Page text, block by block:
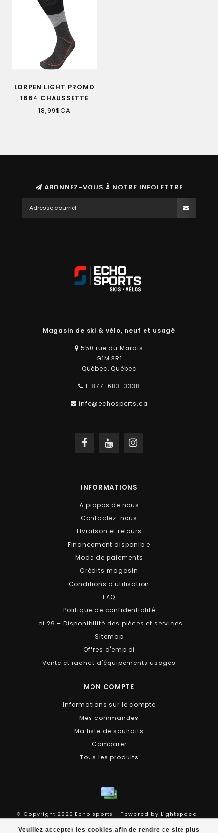
LORPEN LIGHT PROMO
1664 CHAUSSETTE
HOMME CHARCOAL
18,99$CA
Veuillez accepter les cookies afin de rendre ce site plus
ABONNEZ-VOUS À NOTRE INFOLETTRE
Magasin de ski & vélo, neuf et usagé
550 rue du Marais
G1M 3R1
Québec, Québec
1-877-683-3338
info@echosports.ca
INFORMATIONS
À propos de nous
Contactez-nous
Livraison et retours
Financement disponible
Mode de paiements
Crédits magasin
Conditions d'utilisation
FAQ
Politique de confidentialité
Loi 29 – Disponibilité des pièces et services
Sitemap
Offres d'emploi
Vente et rachat d'équipements usagés
MON COMPTE
Informations sur le compte
Mes commandes
Ma liste de souhaits
Comparer
Tous les produits
© Copyright 2026 Echo sports - Powered by Lightspeed -